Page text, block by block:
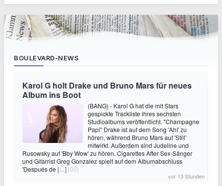
BOULEVARD-NEWS
Karol G holt Drake und Bruno Mars für neues
Album ins Boot
(BANG) - Karol G hat die mit Stars
gespickte Trackliste ihres sechsten
Studioalbums veröffentlicht. "Champagne
Papi" Drake ist auf dem Song 'Ahí' zu
hören, während Bruno Mars auf 'Still'
mitwirkt. Außerdem sind Judeline und
Rusowsky auf 'Bby Wow' zu hören. Cigarettes After Sex-Sänger
und Gitarrist Greg Gonzalez spielt auf dem Albumabschluss
'Después de […] (00)
vor 13 Stunden